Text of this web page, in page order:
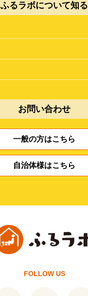
ふるラボについて知る
お問い合わせ
一般の方はこちら
自治体様はこちら
FOLLOW US